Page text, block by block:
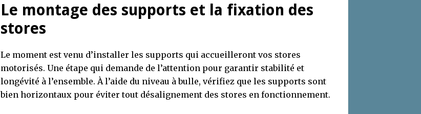
Le montage des supports et la fixation des
stores
Le moment est venu d’installer les supports qui accueilleront vos stores
motorisés. Une étape qui demande de l’attention pour garantir stabilité et
longévité à l’ensemble. À l’aide du niveau à bulle, vérifiez que les supports sont
bien horizontaux pour éviter tout désalignement des stores en fonctionnement.